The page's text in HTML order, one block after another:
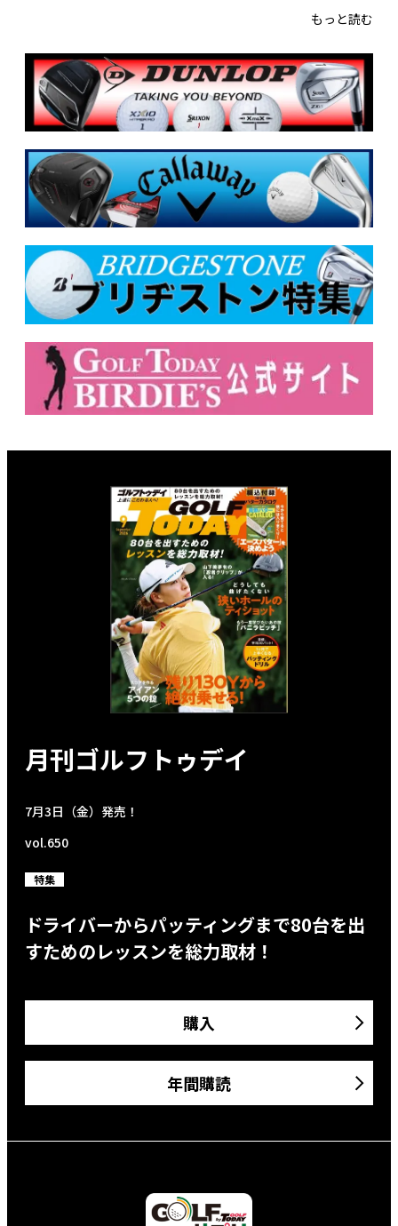
もっと読む
月刊ゴルフトゥデイ
7月3日（金）発売！
vol.650
特集
ドライバーからパッティングまで80台を出
すためのレッスンを総力取材！
購入
年間購読